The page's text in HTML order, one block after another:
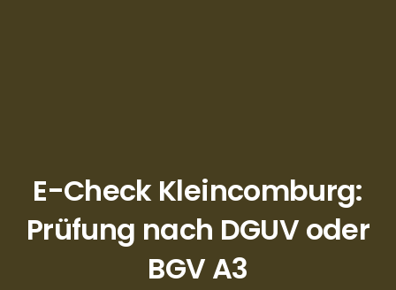
E-Check Kleincomburg:
Prüfung nach DGUV oder
BGV A3